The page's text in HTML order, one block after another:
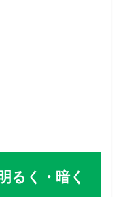
るく・暗く